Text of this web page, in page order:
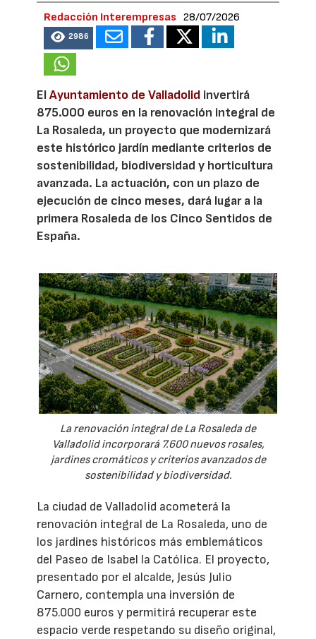
Redacción Interempresas 28/07/2026
2986
ElAyuntamiento de Valladolid invertirá
875.000 euros en la renovación integral de
La Rosaleda, un proyecto que modernizará
este histórico jardín mediante criterios de
sostenibilidad, biodiversidad y horticultura
avanzada. La actuación, con un plazo de
ejecución de cinco meses, dará lugar a la
primera Rosaleda de los Cinco Sentidos de
España.
La renovación integral de La Rosaleda de
Valladolid incorporará 7.600 nuevos rosales,
jardines cromáticos y criterios avanzados de
sostenibilidad y biodiversidad.
La ciudad de Valladolid acometerá la
renovación integral de La Rosaleda, uno de
los jardines históricos más emblemáticos
del Paseo de Isabel la Católica. El proyecto,
presentado por el alcalde, Jesús Julio
Carnero, contempla una inversión de
875.000 euros y permitirá recuperar este
espacio verde respetando su diseño original,